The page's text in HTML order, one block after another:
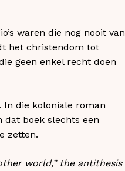
waren die nog nooit van
het christendom tot
geen enkel recht doen
In die koloniale roman
dat boek slechts een
zetten.
world,” the antithesis